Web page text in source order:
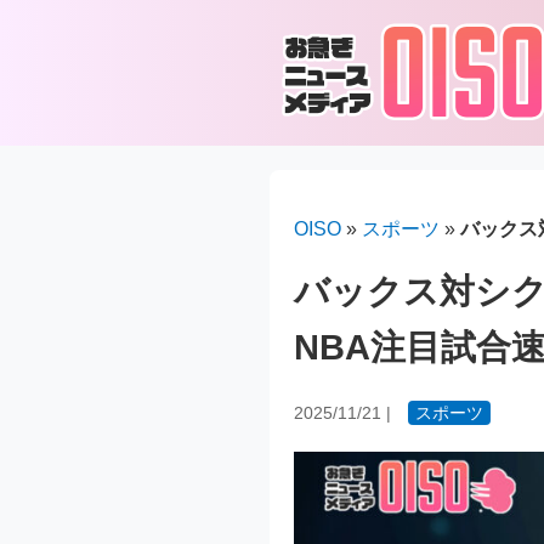
OISO » スポーツ »バックス
バックス対シ
NBA注目試合
2025/11/21 | スポーツ